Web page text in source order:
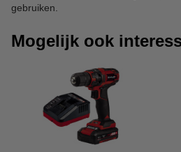
gebruiken.
Mogelijk ook